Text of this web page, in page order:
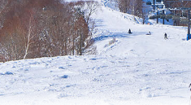
アクセス